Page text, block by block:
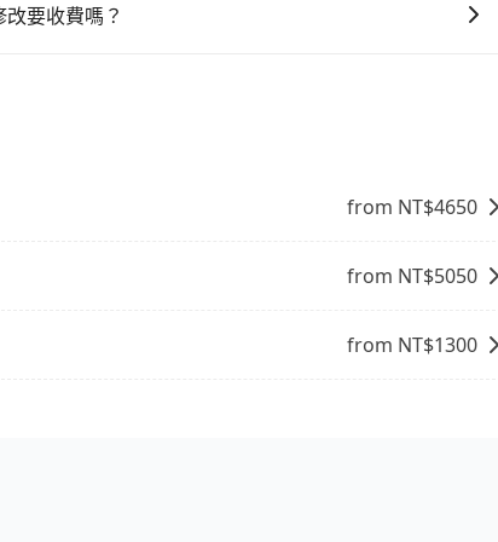
小轎車比較划算，如人數超過12位就一定是叫一台中巴
要收費嗎？
from NT$4650
from NT$5050
from NT$1300